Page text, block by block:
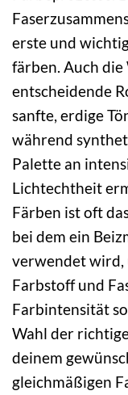
erste und
färben. Auch die
entscheidende
sanfte, erdige
während
Palette an
Lichtechtheit
Färben ist oft
bei dem ein
verwendet wird,
Farbstoff und
Farbintensität
Wahl der
deinem
gleichmäßigen